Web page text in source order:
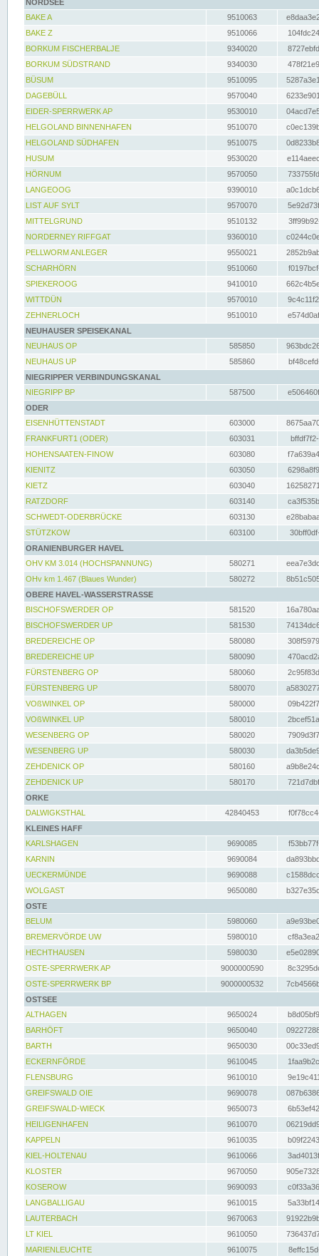
NORDSEE
BAKE A
9510063
BAKE Z
9510066
BORKUM FISCHERBALJE
9340020
BORKUM SÜDSTRAND
9340030
BÜSUM
9510095
DAGEBÜLL
9570040
EIDER-SPERRWERK AP
9530010
HELGOLAND BINNENHAFEN
9510070
HELGOLAND SÜDHAFEN
9510075
HUSUM
9530020
HÖRNUM
9570050
LANGEOOG
9390010
LIST AUF SYLT
9570070
MITTELGRUND
9510132
NORDERNEY RIFFGAT
9360010
PELLWORM ANLEGER
9550021
SCHARHÖRN
9510060
SPIEKEROOG
9410010
WITTDÜN
9570010
ZEHNERLOCH
9510010
NEUHAUSER SPEISEKANAL
NEUHAUS OP
585850
NEUHAUS UP
585860
NIEGRIPPER VERBINDUNGSKANAL
NIEGRIPP BP
587500
ODER
EISENHÜTTENSTADT
603000
FRANKFURT1 (ODER)
603031
HOHENSAATEN-FINOW
603080
KIENITZ
603050
KIETZ
603040
RATZDORF
603140
SCHWEDT-ODERBRÜCKE
603130
STÜTZKOW
603100
ORANIENBURGER HAVEL
OHV KM 3.014 (HOCHSPANNUNG)
580271
OHv km 1.467 (Blaues Wunder)
580272
OBERE HAVEL-WASSERSTRASSE
BISCHOFSWERDER OP
581520
BISCHOFSWERDER UP
581530
BREDEREICHE OP
580080
BREDEREICHE UP
580090
FÜRSTENBERG OP
580060
FÜRSTENBERG UP
580070
VOßWINKEL OP
580000
VOßWINKEL UP
580010
WESENBERG OP
580020
WESENBERG UP
580030
ZEHDENICK OP
580160
ZEHDENICK UP
580170
ORKE
DALWIGKSTHAL
42840453
KLEINES HAFF
KARLSHAGEN
9690085
KARNIN
9690084
UECKERMÜNDE
9690088
WOLGAST
9650080
OSTE
BELUM
5980060
BREMERVÖRDE UW
5980010
HECHTHAUSEN
5980030
OSTE-SPERRWERK AP
9000000590
OSTE-SPERRWERK BP
9000000532
OSTSEE
ALTHAGEN
9650024
BARHÖFT
9650040
BARTH
9650030
ECKERNFÖRDE
9610045
FLENSBURG
9610010
GREIFSWALD OIE
9690078
GREIFSWALD-WIECK
9650073
HEILIGENHAFEN
9610070
KAPPELN
9610035
KIEL-HOLTENAU
9610066
KLOSTER
9670050
KOSEROW
9690093
LANGBALLIGAU
9610015
LAUTERBACH
9670063
LT KIEL
9610050
MARIENLEUCHTE
9610075